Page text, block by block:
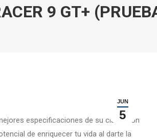
9 GT+
JUN
5
especificaciones de su clase, con
de enriquecer tu vida al darte la